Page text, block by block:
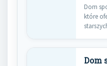
Dom
które
Dom